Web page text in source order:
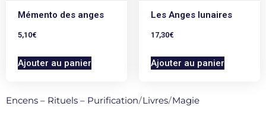
Mémento des anges
5,10€
Ajouter au panier
Les Anges lunaires
17,30€
Ajouter au panier
Encens – Rituels – Purification/Livres/Magie